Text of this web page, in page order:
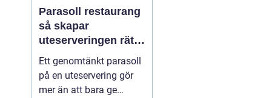
Parasoll restaurang
så skapar
uteserveringen rätt
känsla året runt
Ett genomtänkt parasoll
på en uteservering gör
mer än att bara ge